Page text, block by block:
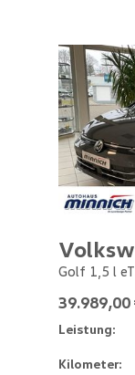
Golf 1,5 l
39.989,00
Leistung:
Kilometer: